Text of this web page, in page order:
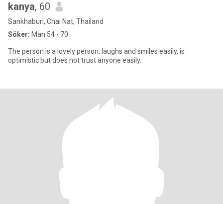
kanya, 60
Sankhaburi, Chai Nat, Thailand
Söker: Man 54 - 70
The person is a lovely person, laughs and smiles easily, is
optimistic but does not trust anyone easily.